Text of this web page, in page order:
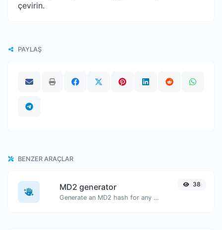
çevirin.
PAYLAŞ
BENZER ARAÇLAR
MD2 generator
Generate an MD2 hash for any string input.
38